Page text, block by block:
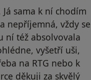
sama k ní chodím
nepříjemná, vždy se
ní též absolvovala
vyšetří uši,
na RTG nebo k
děkuji za skvělý